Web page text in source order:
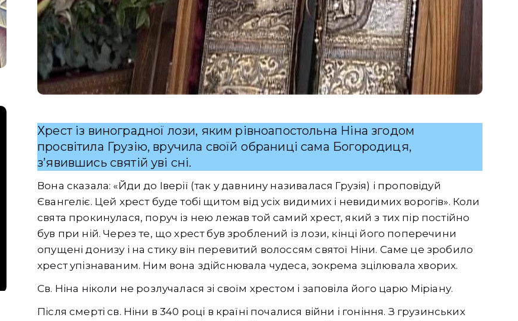
Хрест із виноградної лози, яким рівноапостольна Ніна згодом
просвітила Грузію, вручила своїй обраниці сама Богородиця,
з’явившись святій уві сні.
Вона сказала: «Йди до Іверії (так у давнину називалася Грузія) і проповідуй
Євангеліє. Цей хрест буде тобі щитом від усіх видимих і невидимих ворогів». Коли
свята прокинулася, поруч із нею лежав той самий хрест, який з тих пір постійно
був при ній. Через те, що хрест був зроблений із лози, кінці його поперечини
опущені донизу і на стику він перевитий волоссям святої Ніни. Саме це зробило
хрест упізнаваним. Ним вона здійснювала чудеса, зокрема зцілювала хворих.
Св. Ніна ніколи не розлучалася зі своїм хрестом і заповіла його царю Міріану.
Після смерті св. Ніни в 340 році в країні почалися війни і гоніння. З грузинських